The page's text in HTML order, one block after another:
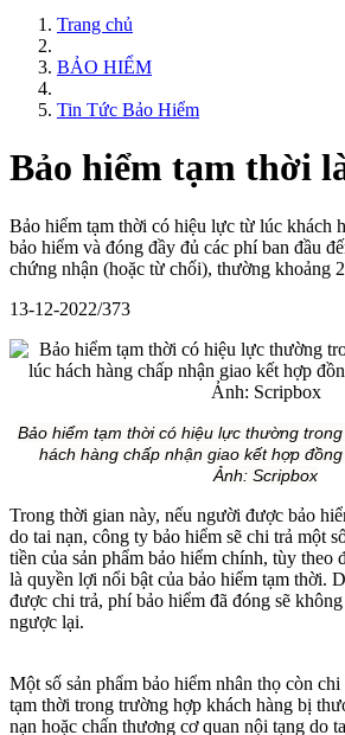
Trang chủ
BẢO HIỂM
Tin Tức Bảo Hiểm
Bảo hiểm tạm thời
Bảo hiểm tạm thời có hiệu lực từ lúc khách
bảo hiểm và đóng đầy đủ các phí ban đầu
chứng nhận (hoặc từ chối), thường khoảng
13-12-2022/373
Bảo hiểm tạm thời có hiệu lực thường
hách hàng chấp nhận giao kết hợp
Ảnh: Scripbox
Trong thời gian này, nếu người được bảo
do tai nạn, công ty bảo hiểm sẽ chi trả một
tiền của sản phẩm bảo hiểm chính, tùy theo
là quyền lợi nổi bật của bảo hiểm tạm thời.
được chi trả, phí bảo hiểm đã đóng sẽ
ngược lại.
Một số sản phẩm bảo hiểm nhân thọ còn
tạm thời trong trường hợp khách hàng bị
nạn hoặc chấn thương cơ quan nội tạng do